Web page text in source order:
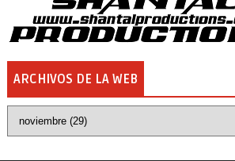
ARCHIVOS DE LA WEB